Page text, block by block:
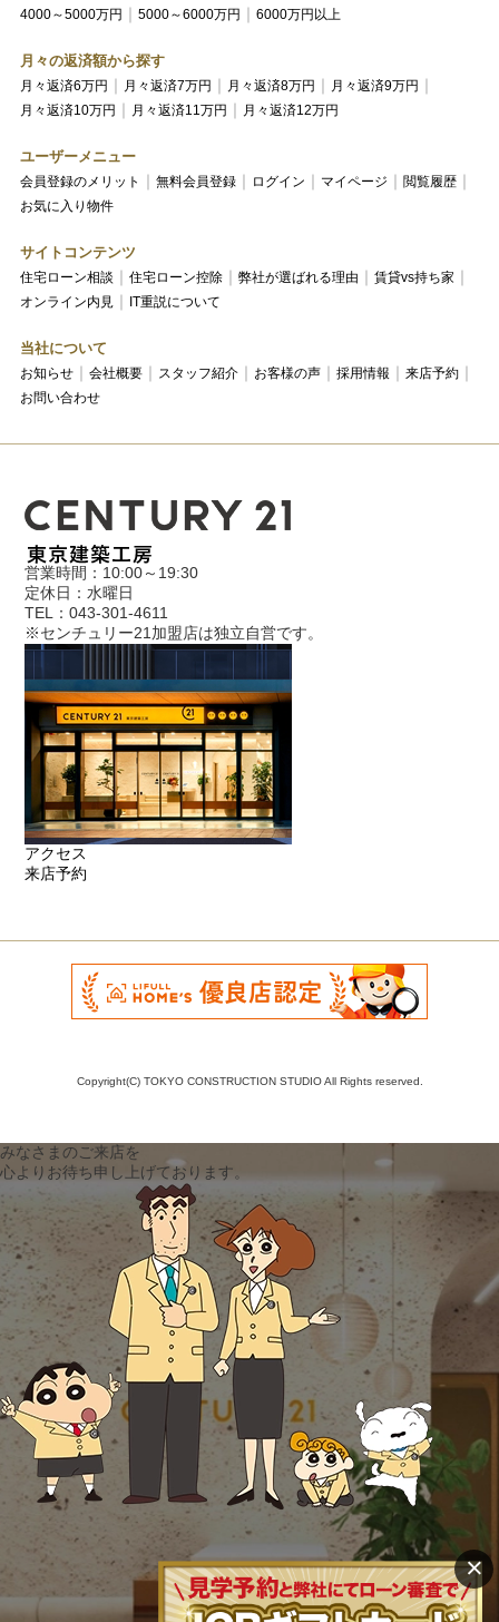
4000～5000万円
5000～6000万円 6000万円以上
月々の返済額から探す
月々返済6万円 月々返済7万円 月々返済8万円
月々返済9万円
月々返済10万円
月々返済11万円 月々返済12万円
ユーザーメニュー
会員登録のメリット 無料会員登録 ログイン マイページ
閲覧履歴
お気に入り物件
サイトコンテンツ
住宅ローン相談 住宅ローン控除 弊社が選ばれる理由
賃貸vs持ち家
オンライン内見
IT重説について
当社について
お知らせ 会社概要 スタッフ紹介 お客様の声 採用情報
来店予約
お問い合わせ
営業時間：10:00～19:30
定休日：水曜日
TEL：043-301-4611
※センチュリー21加盟店は独立自営です。
アクセス
来店予約
Copyright(C) TOKYO CONSTRUCTION STUDIO All Rights reserved.
みなさまのご来店を
心よりお待ち申し上げております。
×